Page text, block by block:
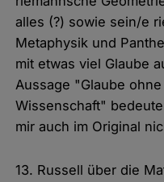
alles (?) sowie sein/e
Metaphysik und
mit etwas viel Glaube
Aussage "Glaube
Wissenschaft"
mir auch im Original
13. Russell über die